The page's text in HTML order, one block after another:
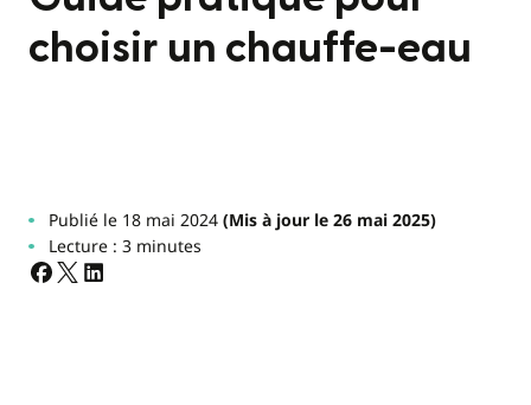
choisir un chauffe-eau
Publié le 18 mai 2024(Mis à jour le 26 mai 2025)
Lecture : 3 minutes